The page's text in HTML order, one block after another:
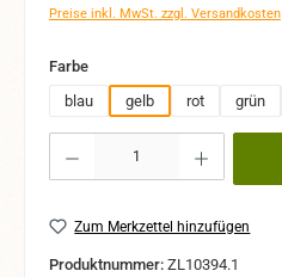
Preise inkl. MwSt. zzgl. Versandkosten
Farbeauswählen
blau
gelb rot grün
Zum Merkzettel hinzufügen
Produktnummer: ZL10394.1